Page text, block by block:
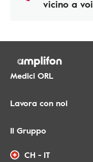
vicino a voi
Medici ORL
Lavora con noi
Il Gruppo
CH - IT